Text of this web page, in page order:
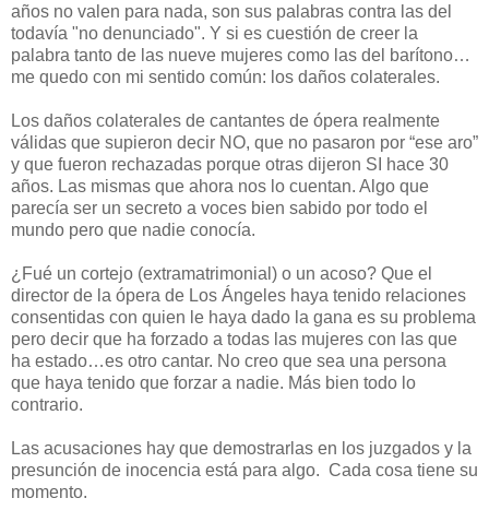
años no valen para nada, son sus palabras contra las del
todavía "no denunciado". Y si es cuestión de creer la
palabra tanto de las nueve mujeres como las del barítono…
me quedo con mi sentido común: los daños colaterales.
Los daños colaterales de cantantes de ópera realmente
válidas que supieron decir NO, que no pasaron por “ese aro”
y que fueron rechazadas porque otras dijeron SI hace 30
años. Las mismas que ahora nos lo cuentan. Algo que
parecía ser un secreto a voces bien sabido por todo el
mundo pero que nadie conocía.
¿Fué un cortejo (extramatrimonial) o un acoso? Que el
director de la ópera de Los Ángeles haya tenido relaciones
consentidas con quien le haya dado la gana es su problema
pero decir que ha forzado a todas las mujeres con las que
ha estado…es otro cantar. No creo que sea una persona
que haya tenido que forzar a nadie. Más bien todo lo
contrario.
Las acusaciones hay que demostrarlas en los juzgados y la
presunción de inocencia está para algo. Cada cosa tiene su
momento.